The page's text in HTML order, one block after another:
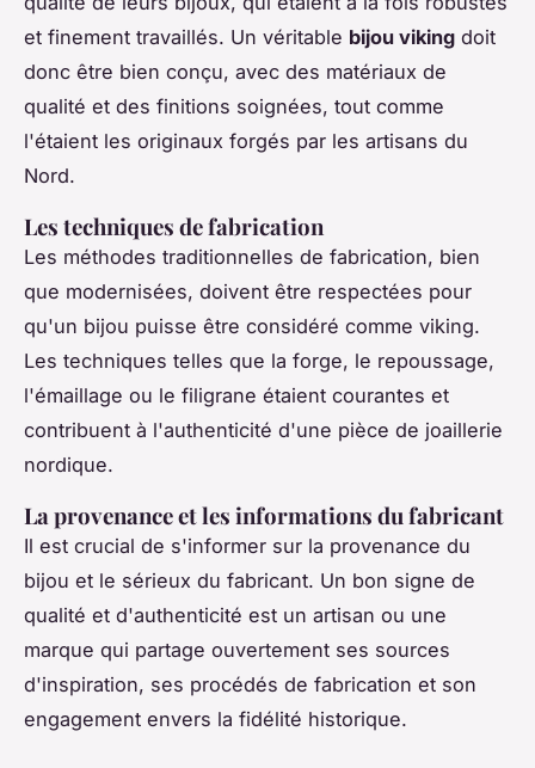
et finement travaillés. Un véritable bijou viking doit
donc être bien conçu, avec des matériaux de
qualité et des finitions soignées, tout comme
l'étaient les originaux forgés par les artisans du
Nord.
Les techniques de fabrication
Les méthodes traditionnelles de fabrication, bien
que modernisées, doivent être respectées pour
qu'un bijou puisse être considéré comme viking.
Les techniques telles que la forge, le repoussage,
l'émaillage ou le filigrane étaient courantes et
contribuent à l'authenticité d'une pièce de joaillerie
nordique.
La provenance et les informations du fabricant
Il est crucial de s'informer sur la provenance du
bijou et le sérieux du fabricant. Un bon signe de
qualité et d'authenticité est un artisan ou une
marque qui partage ouvertement ses sources
d'inspiration, ses procédés de fabrication et son
engagement envers la fidélité historique.